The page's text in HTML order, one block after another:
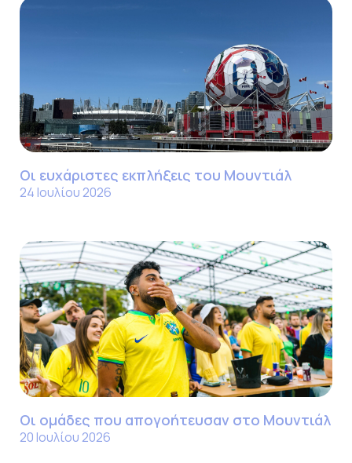
Οι ευχάριστες εκπλήξεις του Μουντιάλ
24 Ιουλίου 2026
Οι ομάδες που απογοήτευσαν στο Μουντιάλ
20 Ιουλίου 2026